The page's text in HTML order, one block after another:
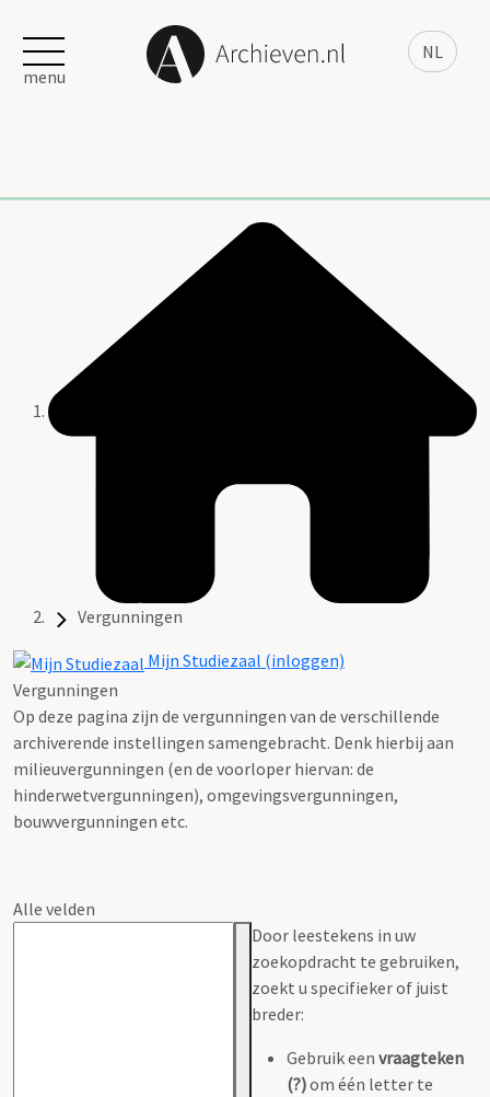
NL
menu
Vergunningen
Mijn Studiezaal (inloggen)
Vergunningen
Op deze pagina zijn de vergunningen van de verschillende
archiverende instellingen samengebracht. Denk hierbij aan
milieuvergunningen (en de voorloper hiervan: de
hinderwetvergunningen), omgevingsvergunningen,
bouwvergunningen etc.
Alle velden
Door leestekens in uw
zoekopdracht te gebruiken,
zoekt u specifieker of juist
breder:
Gebruik een vraagteken
(?)om één letter te